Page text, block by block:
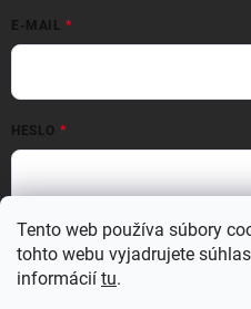
Tento web používa súbory
tohto webu vyjadrujete
informácií tu.
E-MAIL
HESLO
Nová registráciaZabudnuté heslo